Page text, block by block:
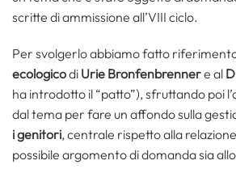
scritte di ammissione all’VIII ciclo.
Per svolgerlo abbiamo fatto
ecologicodi Urie Bronfenbrennere al
ha introdotto il “patto”), sfruttando poi
dal tema per fare un affondo sulla
i genitori, centrale rispetto alla
possibile argomento di domanda sia